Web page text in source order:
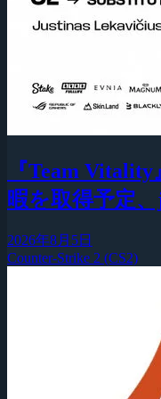
『Team
暇を取得予定
2026年8月5日
Counter-Strike 2 (CS2)